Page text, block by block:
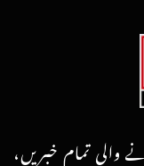
والی تمام خبریں،